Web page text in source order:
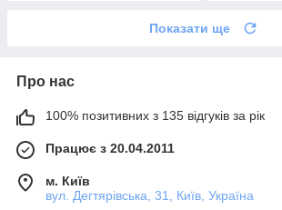
Показати ще
Про нас
100% позитивних з 135 відгуків за рік
Працює з 20.04.2011
м. Київ
вул. Дегтярівська, 31, Київ, Україна